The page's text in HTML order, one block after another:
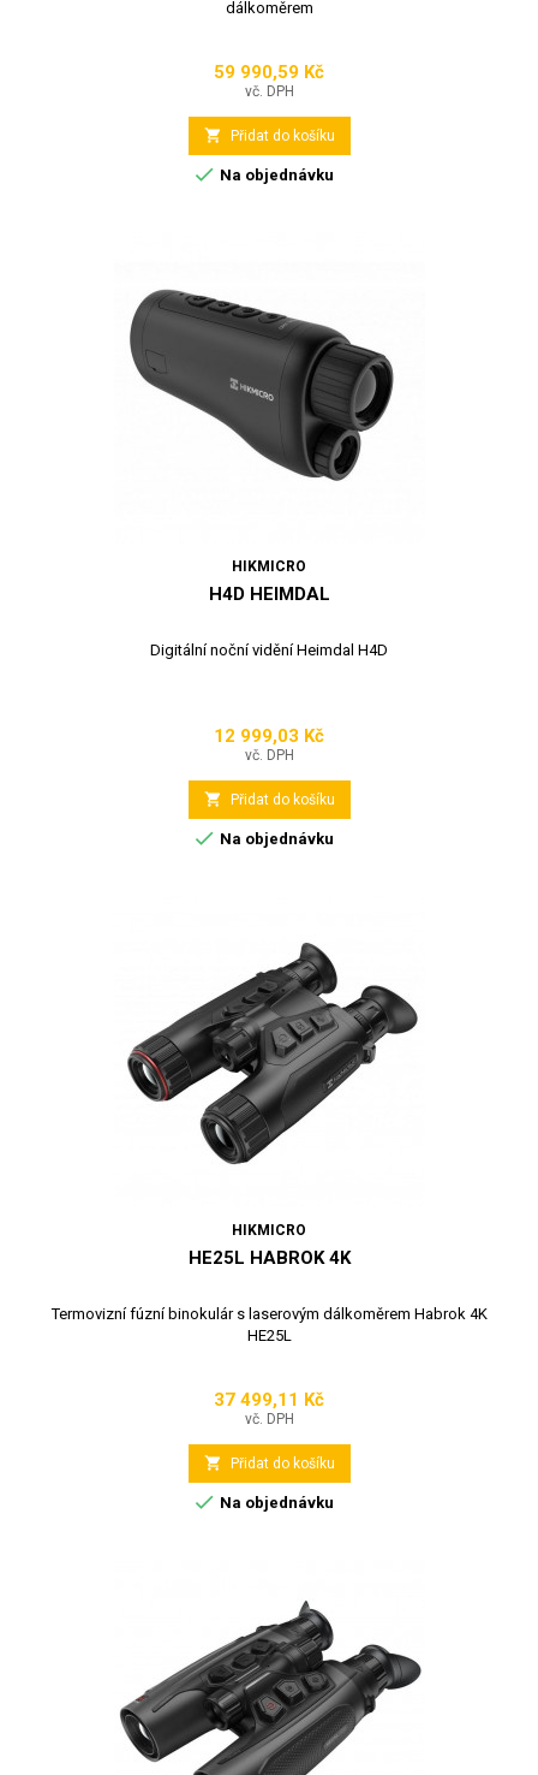
dálkoměrem
Cena
59 990,59 Kč
vč. DPH
 Přidat do košíku
 Na objednávku
HIKMICRO
H4D HEIMDAL
Digitální noční vidění Heimdal H4D
Cena
12 999,03 Kč
vč. DPH
 Přidat do košíku
 Na objednávku
HIKMICRO
HE25L HABROK 4K
Termovizní fúzní binokulár s laserovým dálkoměrem Habrok 4K
HE25L
Cena
37 499,11 Kč
vč. DPH
 Přidat do košíku
 Na objednávku